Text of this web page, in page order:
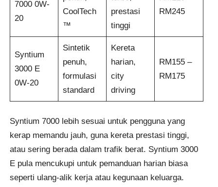
7000 0W-
20
CoolTech
™
prestasi
tinggi
RM245
Syntium
3000 E
0W-20
Sintetik
penuh,
formulasi
standard
Kereta
harian,
city
driving
RM155 –
RM175
Syntium 7000 lebih sesuai untuk pengguna yang
kerap memandu jauh, guna kereta prestasi tinggi,
atau sering berada dalam trafik berat. Syntium 3000
E pula mencukupi untuk pemanduan harian biasa
seperti ulang-alik kerja atau kegunaan keluarga.